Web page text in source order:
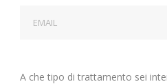
A che tipo di trattamento sei